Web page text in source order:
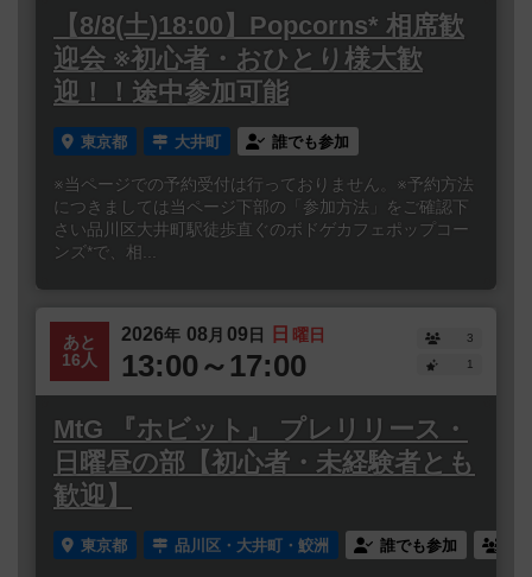
【8/8(土)18:00】Popcorns* 相席歓
迎会 ※初心者・おひとり様大歓
迎！！途中参加可能
東京都 大井町 誰でも参加
※当ページでの予約受付は行っておりません。※予約方法
につきましては当ページ下部の「参加方法」をご確認下
さい品川区大井町駅徒歩直ぐのボドゲカフェポップコー
ンズ*で、相...
あと
16人
2026年 08 月 09日 日 曜日
13:00～17:00
3
1
MtG 『ホビット』 プレリリース・
日曜昼の部【初心者・未経験者とも
歓迎】
東京都 品川区・大井町・鮫洲 誰でも参加